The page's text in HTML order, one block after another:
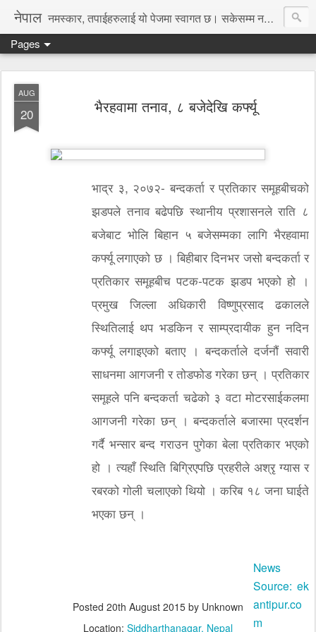
नेपाल नमस्कार, तपाईहरुलाई यो पेजमा स्वागत छ। सकेसम्म नया तथा रोचक जानकारी, समाचार पस्कने छु।
Pages
AUG
20 भैरहवामा तनाव, ८ बजेदेखि कर्फ्यू
भाद्र ३, २०७२- बन्दकर्ता र प्रतिकार समूहबीचको
झडपले तनाव बढेपछि स्थानीय प्रशासनले राति ८
बजेबाट भोलि बिहान ५ बजेसम्मका लागि भैरहवामा
कर्फ्यू लगाएको छ । बिहीबार दिनभर जसो बन्दकर्ता र
प्रतिकार समूहबीच पटक-पटक झडप भएको हो ।
प्रमुख जिल्ला अधिकारी विष्णुप्रसाद ढकालले
स्थितिलाई थप भडकिन र साम्प्रदायीक हुन नदिन
कर्फ्यू लगाइएको बताए । बन्दकर्ताले दर्जनौं सवारी
साधनमा आगजनी र तोडफोड गरेका छन् । प्रतिकार
समूहले पनि बन्दकर्ता चढेको ३ वटा मोटरसाईकलमा
आगजनी गरेका छन् । बन्दकर्ताले बजारमा प्रदर्शन
गर्दै भन्सार बन्द गराउन पुगेका बेला प्रतिकार भएको
हो । त्यहाँ स्थिति बिग्रिएपछि प्रहरीले अश्रृ ग्यास र
रबरको गोली चलाएको थियो । करिब १८ जना घाईते
भएका छन् ।
News
Source: ek
antipur.co
m
Posted 20th August 2015 by Unknown
Location: Siddharthanagar, Nepal